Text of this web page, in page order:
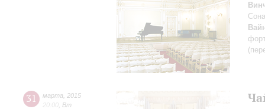
31 марта
2015
20:00 Вт